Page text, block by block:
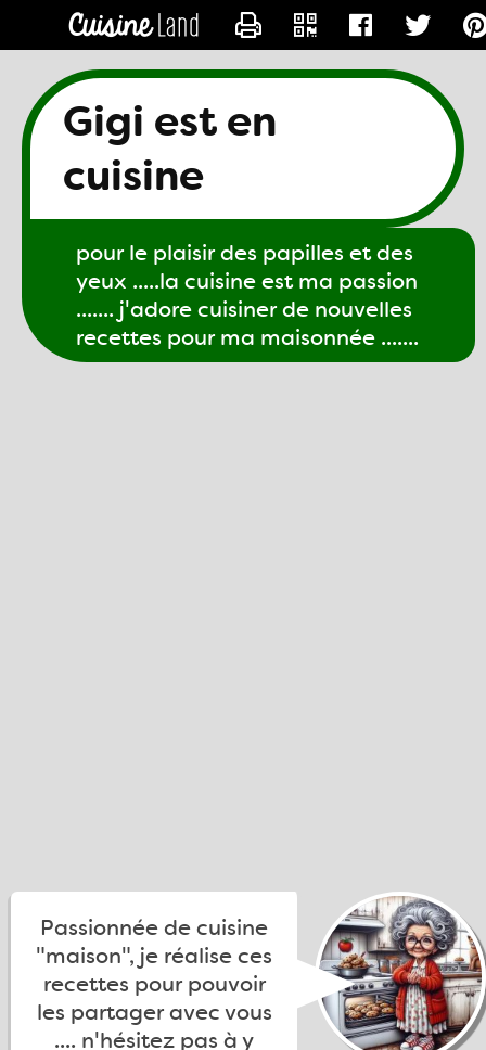
Gigi est en
cuisine
pour le plaisir des papilles et des
yeux .....la cuisine est ma passion
....... j'adore cuisiner de nouvelles
recettes pour ma maisonnée .......
Passionnée de cuisine
"maison", je réalise ces
recettes pour pouvoir
les partager avec vous
.... n'hésitez pas à y
CONTACTER GIGI61